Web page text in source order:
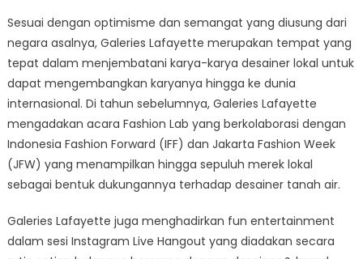
Sesuai dengan optimisme dan semangat yang diusung dari
negara asalnya, Galeries Lafayette merupakan tempat yang
tepat dalam menjembatani karya-karya desainer lokal untuk
dapat mengembangkan karyanya hingga ke dunia
internasional. Di tahun sebelumnya, Galeries Lafayette
mengadakan acara Fashion Lab yang berkolaborasi dengan
Indonesia Fashion Forward (IFF) dan Jakarta Fashion Week
(JFW) yang menampilkan hingga sepuluh merek lokal
sebagai bentuk dukungannya terhadap desainer tanah air.
Galeries Lafayette juga menghadirkan fun entertainment
dalam sesi Instagram Live Hangout yang diadakan secara